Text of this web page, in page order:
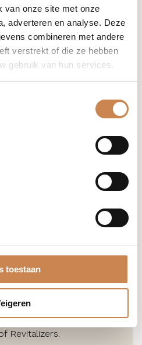
van onze site met onze
adverteren en analyse. Deze
combineren met andere
verstrekt of die ze hebben
gebruik van hun services.
toestaan
gebruikt na het
over optiphi®
Revitalizers.